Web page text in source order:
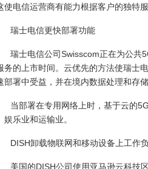
使电信运营商有能力根据客户的独特
士电信更快部署功能
士电信公司Swisscom正在为公共
务的上市时间。云优先的方法使瑞士
部署中受益，并在境内数据处理和存
部署在专用网络上时，基于云的5G
娱乐业和运输业。
卸载物联网和移动设备上工作
国的DISH公司使用亚马逊云科技区